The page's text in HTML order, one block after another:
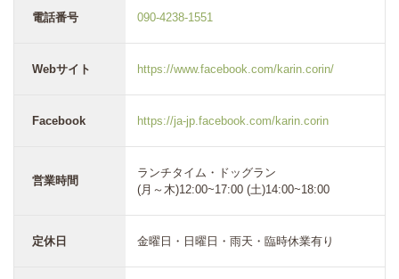
電話番号 090-4238-1551
Webサイト https://www.facebook.com/karin.corin/
Facebook https://ja-jp.facebook.com/karin.corin
営業時間
ランチタイム・ドッグラン
(月～木)12:00~17:00 (土)14:00~18:00
定休日 金曜日・日曜日・雨天・臨時休業有り